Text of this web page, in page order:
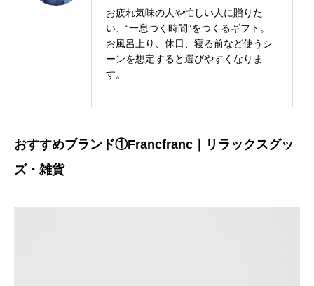
お疲れ気味の人や忙しい人に贈りた
い、“一息つく時間”をつくるギフト。
お風呂上り、休日、寝る前など使うシ
ーンを想定すると選びやすくなりま
す。
おすすめブランド①Francfranc｜リラックスグッ
ズ・雑貨